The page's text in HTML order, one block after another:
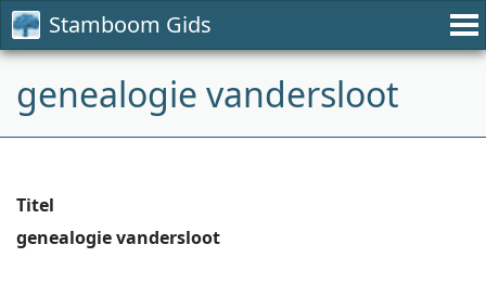
Stamboom Gids
genealogie vandersloot
Titel
genealogie vandersloot